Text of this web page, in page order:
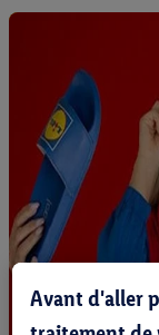
Avant d'aller